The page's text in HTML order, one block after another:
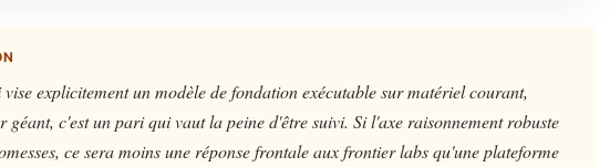
explicitement un modèle de fondation exécutable sur matériel courant,
géant, c'est un pari qui vaut la peine d'être suivi. Si l'axe raisonnement robuste
ce sera moins une réponse frontale aux frontier labs qu'une plateforme